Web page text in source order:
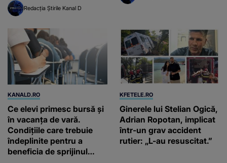
Redacția Știrile Kanal D
KANALD.RO
Ce elevi primesc bursă și
în vacanța de vară.
Condițiile care trebuie
îndeplinite pentru a
beneficia de sprijinul
KFETELE.RO
Ginerele lui Stelian Ogică,
Adrian Ropotan, implicat
într-un grav accident
rutier: „L-au resuscitat.”